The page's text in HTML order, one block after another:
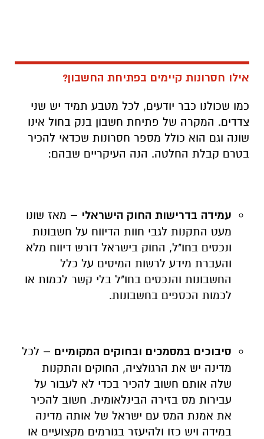
אילו חסרונות קיימים בפתיחת החשבון?
כמו שכולנו כבר יודעים, לכל מטבע תמיד יש שני
צדדים. המקרה של פתיחת חשבון בנק בחול אינו
שונה וגם הוא כולל מספר חסרונות שכדאי להכיר
בטרם קבלת החלטה. הנה העיקריים שבהם:
עמידה בדרישות החוק הישראלי – מאז שונו
מעט התקנות לגבי חוות הדיווח על חשבונות
ונכסים בחו"ל, החוק בישראל דורש דיווח מלא
והעברת מידע לרשות המיסים על כלל
החשבונות והנכסים בחו"ל בלי קשר לכמות או
לכמות הכספים בחשבונות.
סיבוכים במסמכים ובחוקים המקומיים – לכל
מדינה יש את הרגולציה, החוקים והתקנות
שלה אותם חשוב להכיר בכדי לא לעבור על
עבירות מס בזירה הבינלאומית. חשוב להכיר
את אמנת המס עם ישראל של אותה מדינה
במידה ויש כזו ולהיעזר בגורמים מקצועיים או